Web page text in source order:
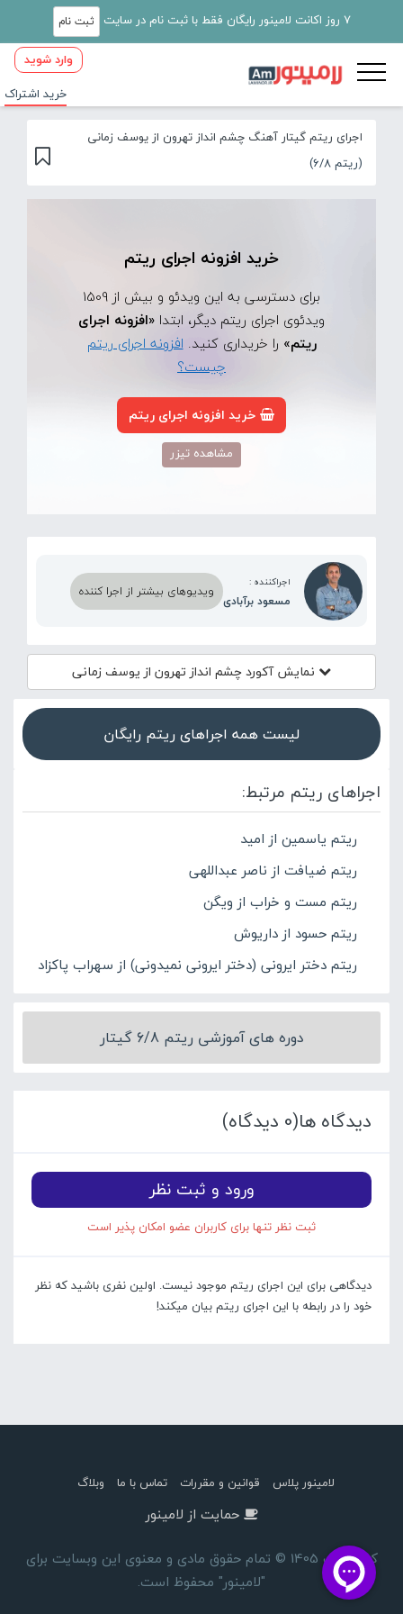
7 روز اکانت لامینور رایگان فقط با ثبت نام در سایت ثبت نام
وارد شوید
خرید اشتراک
اجرای ریتم گیتار آهنگ چشم انداز تهرون از یوسف زمانی
(ریتم 6/8)
خرید افزونه اجرای ریتم
برای دسترسی به این ویدئو و بیش از 1509
ویدئوی اجرای ریتم دیگر، ابتدا «افزونه اجرای
ریتم» را خریداری کنید.افزونه اجرای ریتم
چیست؟
خرید افزونه اجرای ریتم
مشاهده تیزر
اجراکننده :
مسعود برآبادی
ویدیوهای بیشتر از اجرا کننده
نمایش آکوردچشم انداز تهرون از یوسف زمانی
لیست همه اجراهای ریتم رایگان
اجراهای ریتم مرتبط:
ریتم یاسمین از امید
ریتم ضیافت از ناصر عبداللهی
ریتم مست و خراب از ویگن
ریتم حسود از داریوش
ریتم دختر ایرونی (دختر ایرونی نمیدونی) از سهراب پاکزاد
دوره های آموزشی ریتم 6/8 گیتار
دیدگاه ها(0 دیدگاه)
ورود و ثبت نظر
ثبت نظر تنها برای کاربران عضو امکان پذیر است
دیدگاهی برای این اجرای ریتم موجود نیست. اولین نفری باشید که نظر
خود را در رابطه با این اجرای ریتم بیان میکند!
لامینور پلاس قوانین و مقررات تماس با ما وبلاگ
حمایت از لامینور
کپی رایت 1405 © تمام حقوق مادی و معنوی این وبسایت برای
"لامینور" محفوظ است.